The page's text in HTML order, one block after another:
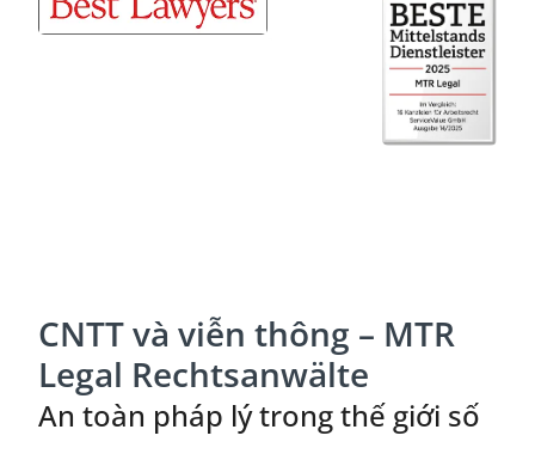
CNTT và viễn thông – MTR
Legal Rechtsanwälte
An toàn pháp lý trong thế giới số